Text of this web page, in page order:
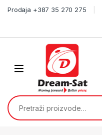
Prodaja +387 35 270 275
Pretraži: